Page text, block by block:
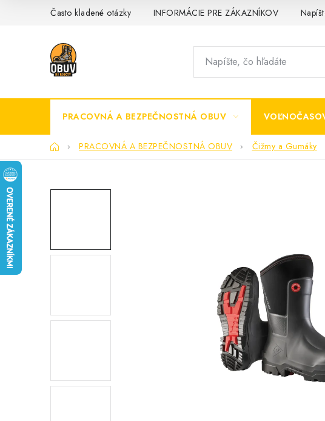
Často kladené otázky INFORMÁCIE PRE ZÁKAZNÍKOV
PRACOVNÁ A BEZPEČNOSTNÁ OBUV
DomovPRACOVNÁ A BEZPEČNOSTNÁ OBUV Čižmy a Gumáky